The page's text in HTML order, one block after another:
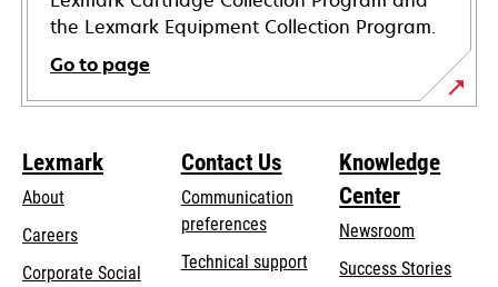
the Lexmark Equipment Collection Program.
Go to page
Lexmark
About
Careers
Corporate Social
Contact Us
Communication
preferences
Technical supportopens
Knowledge
Center
Newsroom
Success Stories